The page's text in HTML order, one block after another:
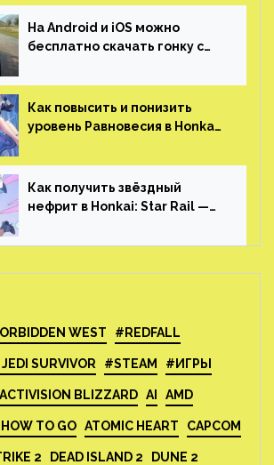
На Android и iOS можно
бесплатно скачать гонку с
который больше, чем в
Skyrim и GTA: San Andreas
Как повысить и понизить
уровень Равновесия в Honkai:
Как получить звёздный
нефрит в Honkai: Star Rail —
WEST #REDFALL
SURVIVOR #STEAM #ИГРЫ
ACTIVISION BLIZZARD AI AMD
TO GO ATOMIC HEART CAPCOM
2 DEAD ISLAND 2 DUNE 2